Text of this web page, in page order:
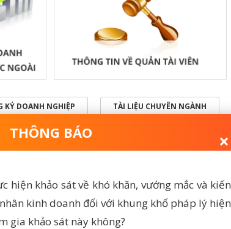
THÔNG BÁO ×
hiện khảo sát về khó khăn, vướng mắc và kiến
kinh doanh đối với khung khổ pháp lý hiện
gia khảo sát này không?
KÝ DOANH NGHIỆP TÀI LIỆU CHUYÊN NGÀNH
của Chính phủ về
tổ hợp tác, hợp tác
hợp tác xã
08:25
nghiệp, hợp tác xã, hộ kinh
doanh
30/07/2026 08:00
Xem thêm